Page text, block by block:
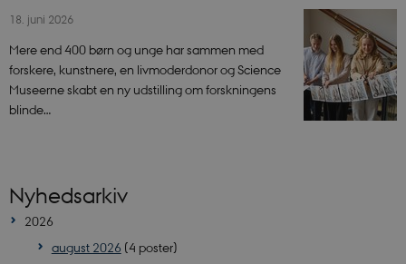
18. juni 2026
Mere end 400 børn og unge har sammen med
forskere, kunstnere, en livmoderdonor og Science
Museerne skabt en ny udstilling om forskningens
blinde…
Nyhedsarkiv
2026
august 2026 (4 poster)